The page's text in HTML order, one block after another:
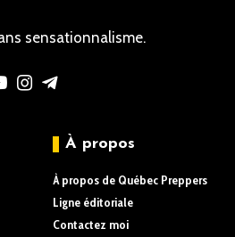
sensationnalisme.
À propos
À propos de Québec Preppers
Ligne éditoriale
Contactez moi